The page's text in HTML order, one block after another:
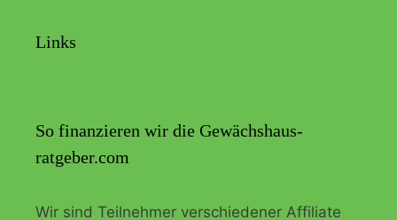
Links
So finanzieren wir die Gewächshaus-
ratgeber.com
Wir sind Teilnehmer verschiedener Affiliate